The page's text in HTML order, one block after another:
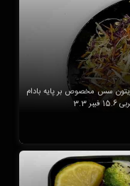
سس مخصوص بر پایه بادام